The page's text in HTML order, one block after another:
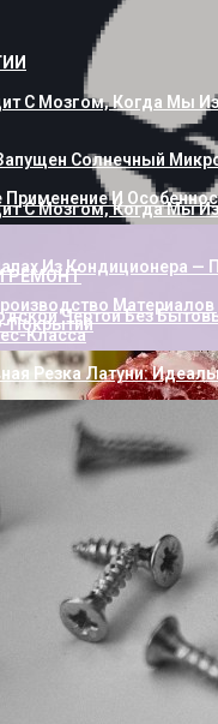
Стим: Способы,
С Мозгом, Когда Мы
Солнечный
Применение И
Латынь И
Исследование
С Мозгом, Когда Мы
Из Кондиционера —
Покрытий
РЕМОНТ
Чертой Без
Класса
Резка Латуни:
Lenovo Tab
JBL
планшет
на
звука.
Небольшой